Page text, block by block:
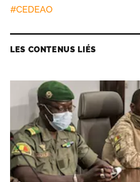
#CEDEAO
LES CONTENUS LIÉS